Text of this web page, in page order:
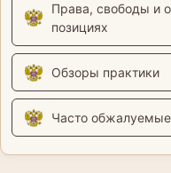
Права, свободы и
позициях
Обзоры практики
Часто обжалуемые